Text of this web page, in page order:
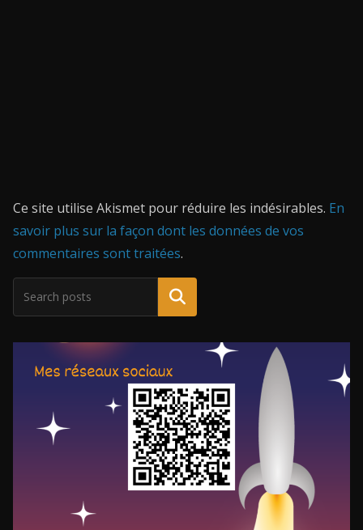
Ce site utilise Akismet pour réduire les indésirables. En
savoir plus sur la façon dont les données de vos
commentaires sont traitées.